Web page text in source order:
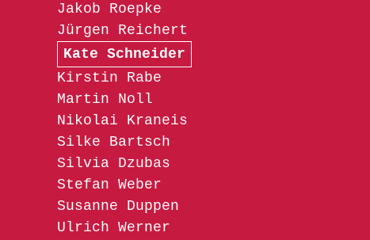
Jakob Roepke
Jürgen Reichert
Kate Schneider
Kirstin Rabe
Martin Noll
Nikolai Kraneis
Silke Bartsch
Silvia Dzubas
Stefan Weber
Susanne Duppen
Ulrich Werner